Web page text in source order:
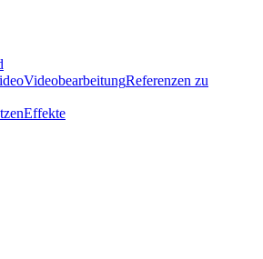
VideobearbeitungReferenzen zu
Effekte